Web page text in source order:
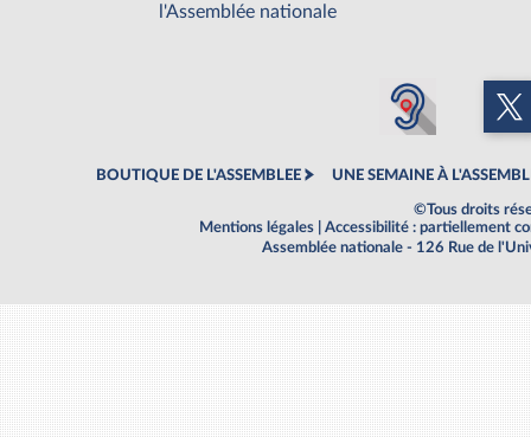
l'Assemblée nationale
BOUTIQUE DE L'ASSEMBLEE UNE SEMAINE À
©Tous droits
Mentions légales
Accessibilité : partiellement
Assemblée nationale - 126 Rue de